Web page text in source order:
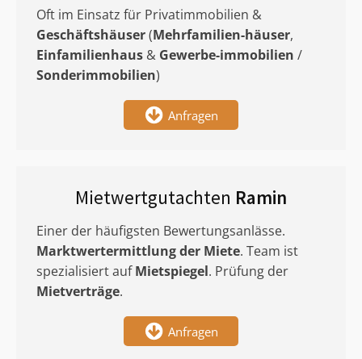
Oft im Einsatz für Privatimmobilien &
Geschäftshäuser(Mehrfamilien-häuser,
Einfamilienhaus & Gewerbe-immobilien /
Sonderimmobilien)
Anfragen
Mietwertgutachten Ramin
Einer der häufigsten Bewertungsanlässe.
Marktwertermittlungder Miete. Team ist
spezialisiert aufMietspiegel. Prüfung der
Mietverträge.
Anfragen